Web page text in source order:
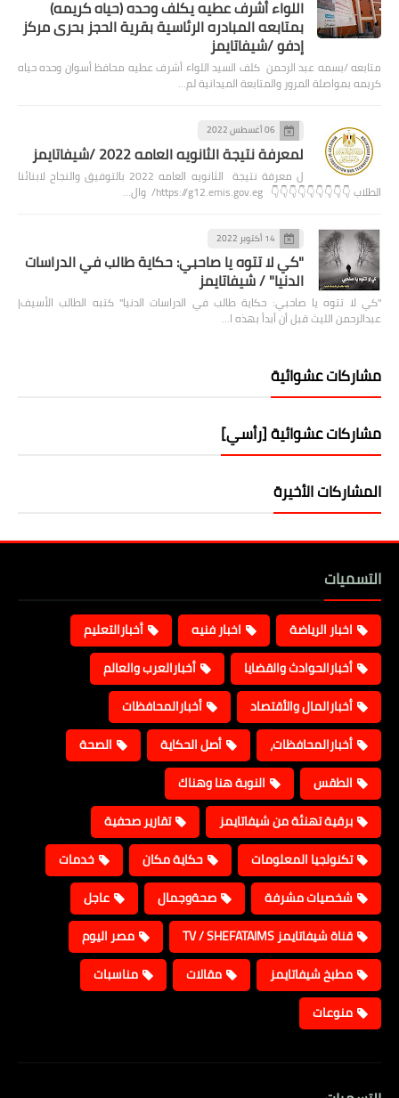
اللواء أشرف عطيه يكلف وحده (حياه كريمه)
بمتابعه المبادره الرئاسية بقرية الحجز بحرى مركز
إدفو /شيفاتايمز
متابعه /بسمه عبد الرحمن كلف السيد اللواء أشرف عطيه محافظ أسوان وحده حياه
كريمه بمواصلة المرور والمتابعة الميدانية لم…
06 أغسطس 2022
لمعرفة نتيجة الثانويه العامه 2022 /شيفاتايمز
ل معرفة نتيجة الثانويه العامه 2022 بالتوفيق والنجاح لابنائنا
الطلاب 👇👇👇👇👇👇👇👇👇 https://g12.emis.gov.eg/ وال…
14 أكتوبر 2022
"كي لا تتوه يا صاحبي: حكاية طالب في الدراسات
الدنيا" / شيفاتايمز
"كي لا تتوه يا صاحبي: حكاية طالب في الدراسات الدنيا" كتبه الطالب الأسيف|
عبدالرحمن الليث قبل أن أبدأ بهذه ا…
مشاركات عشوائية
مشاركات عشوائية [رأسي]
المشاركات الأخيرة
التسميات
اخبار الرياضة اخبار فنيه
أخبارالتعليم
أخبارالحوادث والقضايا
أخبارالعرب والعالم
أخبارالمال والأقتصاد
أخبارالمحافظات
أخبارالمحافظات،
أصل الحكاية
الصحة
الطقس
النوبة هنا وهناك
برقية تهنئة من شيفاتايمز
تقارير صحفية
تكنولجيا المعلومات
حكاية مكان
خدمات
شخصيات مشرفة
صحةوجمال
عاجل
قناة شيفاتايمز TV / SHEFATAIMS
مصر اليوم
مطبخ شيفاتايمز
مقالات
مناسبات
منوعات